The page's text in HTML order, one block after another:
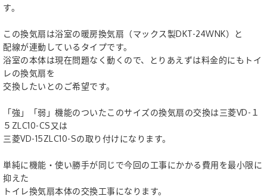
す。
この換気扇は浴室の暖房換気扇（マックス製DKT-24WNK）と
配線が連動しているタイプです。
浴室の本体は現在問題なく動くので、とりあえずは料金的にもトイ
レの換気扇を
交換したいとのご希望です。
「強」「弱」機能のついたこのサイズの換気扇の交換は三菱VD-１
５ZLC10-CS又は
三菱VD-15ZLC10-Sの取り付けになります。
単純に機能・使い勝手が同じで今回の工事にかかる費用を最小限に
抑えた
トイレ換気扇本体の交換工事になります。